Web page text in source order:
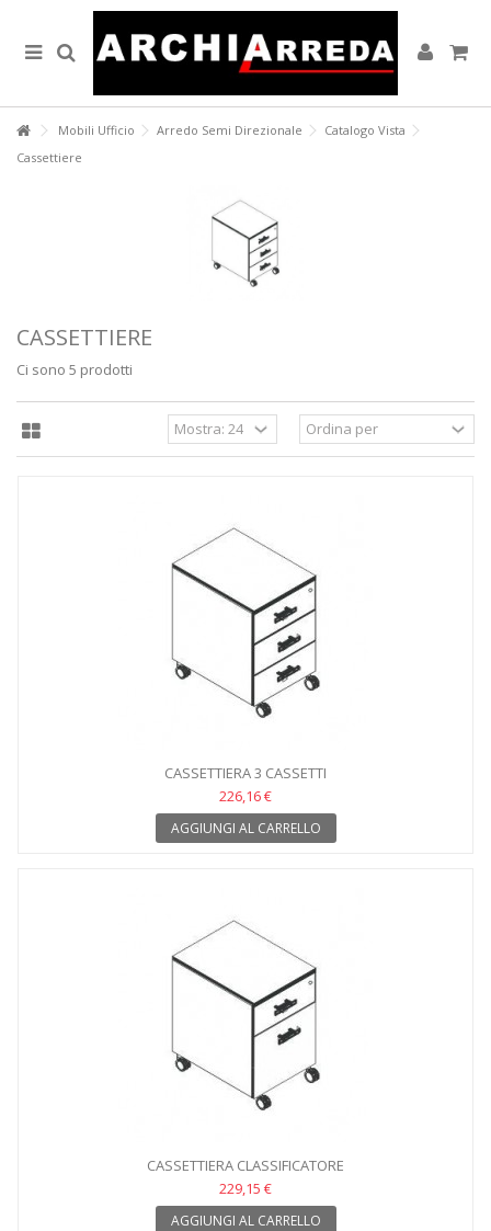
Lorem ipsum dolor sit amet, consectetur adipisicing elit, sed do
ad minim veniam, quis nostrud exercitation ullamco laboris nisi ut
Lorem ipsum dolor sit amet, consectetur adipisicing elit, sed do
eiusmod tempor incididunt ut labore et dolore magna aliqua. Ut enim
ad minim veniam, quis nostrud exercitation ullamco laboris nisi ut
aliquip ex ea commodo consequat.
Mobili Ufficio Arredo Semi Direzionale
Catalogo Vista
Cassettiere
CASSETTIERE
Ci sono 5 prodotti
CASSETTIERA 3 CASSETTI
226,16 €
AGGIUNGI AL CARRELLO
CASSETTIERA CLASSIFICATORE
229,15 €
AGGIUNGI AL CARRELLO